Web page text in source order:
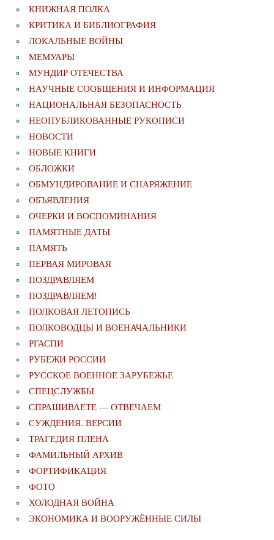
КНИЖНАЯ ПОЛКА
КРИТИКА И БИБЛИОГРАФИЯ
ЛОКАЛЬНЫЕ ВОЙНЫ
МЕМУАРЫ
МУНДИР ОТЕЧЕСТВА
НАУЧНЫЕ СООБЩЕНИЯ И ИНФОРМАЦИЯ
НАЦИОНАЛЬНАЯ БЕЗОПАСНОСТЬ
НЕОПУБЛИКОВАННЫЕ РУКОПИСИ
НОВОСТИ
НОВЫЕ КНИГИ
ОБЛОЖКИ
ОБМУНДИРОВАНИЕ И СНАРЯЖЕНИЕ
ОБЪЯВЛЕНИЯ
ОЧЕРКИ И ВОСПОМИНАНИЯ
ПАМЯТНЫЕ ДАТЫ
ПАМЯТЬ
ПЕРВАЯ МИРОВАЯ
ПОЗДРАВЛЯЕМ
ПОЗДРАВЛЯЕМ!
ПОЛКОВАЯ ЛЕТОПИСЬ
ПОЛКОВОДЦЫ И ВОЕНАЧАЛЬНИКИ
РГАСПИ
РУБЕЖИ РОССИИ
РУССКОЕ ВОЕННОЕ ЗАРУБЕЖЬЕ
СПЕЦСЛУЖБЫ
СПРАШИВАЕТЕ — ОТВЕЧАЕМ
СУЖДЕНИЯ. ВЕРСИИ
ТРАГЕДИЯ ПЛЕНА
ФАМИЛЬНЫЙ АРХИВ
ФОРТИФИКАЦИЯ
ФОТО
ХОЛОДНАЯ ВОЙНА
ЭКОНОМИКА И ВООРУЖЁННЫЕ СИЛЫ